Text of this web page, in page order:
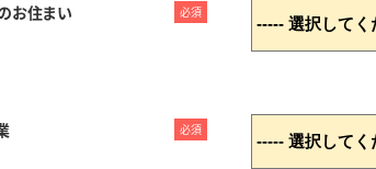
お住まい 必須
必須